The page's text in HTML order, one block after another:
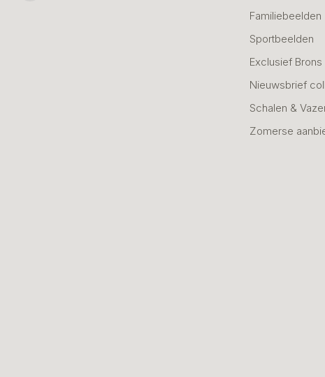
Familiebeelden
Sportbeelden
Exclusief Brons
Nieuwsbrief
Schalen &
Zomerse